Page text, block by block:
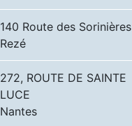
140 Route des Sorinières
Rezé
272, ROUTE DE SAINTE
LUCE
Nantes